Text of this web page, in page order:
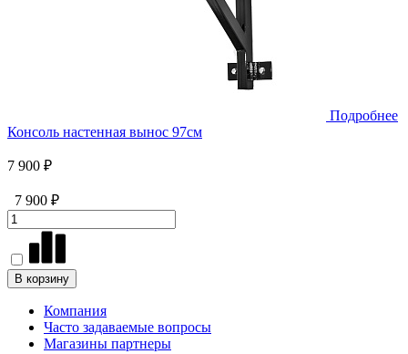
Подробнее
Консоль настенная вынос 97cм
7 900 ₽
7 900 ₽
В корзину
Компания
Часто задаваемые вопросы
Магазины партнеры